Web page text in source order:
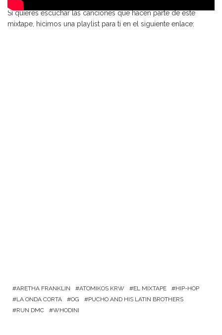
Si quieres escuchar las canciones que hacen parte de este
mixtape, hicimos una playlist para ti en el siguiente enlace:
ARETHA FRANKLIN ATOMIKOS KRW EL MIXTAPE
HIP-HOP
LA ONDA CORTA
OG
PUCHO AND HIS LATIN BROTHERS
RUN DMC
WHODINI